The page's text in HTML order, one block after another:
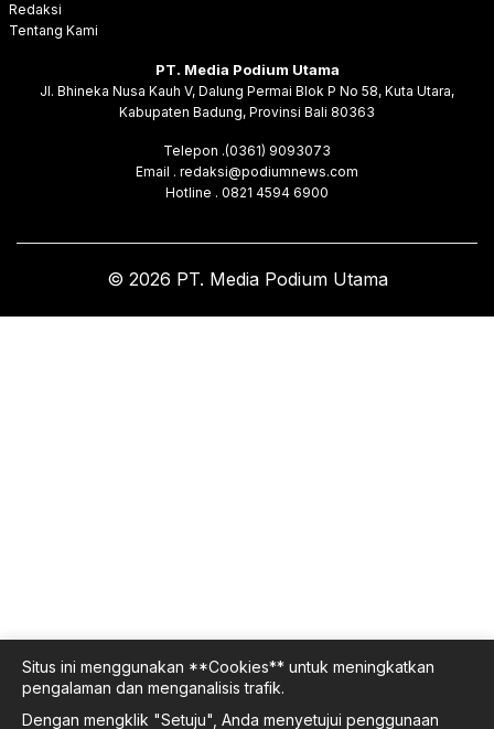
Redaksi
Tentang Kami
PT. Media Podium Utama
Jl. Bhineka Nusa Kauh V, Dalung Permai Blok P No 58, Kuta Utara,
Kabupaten Badung, Provinsi Bali 80363
Telepon .(0361) 9093073
Email . redaksi@podiumnews.com
Hotline . 0821 4594 6900
© 2026 PT. Media Podium Utama
Situs ini menggunakan **Cookies** untuk meningkatkan
pengalaman dan menganalisis trafik.
Dengan mengklik "Setuju", Anda menyetujui penggunaan